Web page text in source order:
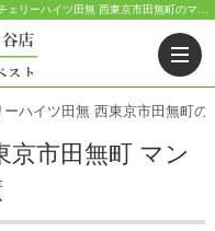
ーハイツ田無 西東京市田無町の
京市田無町 マン